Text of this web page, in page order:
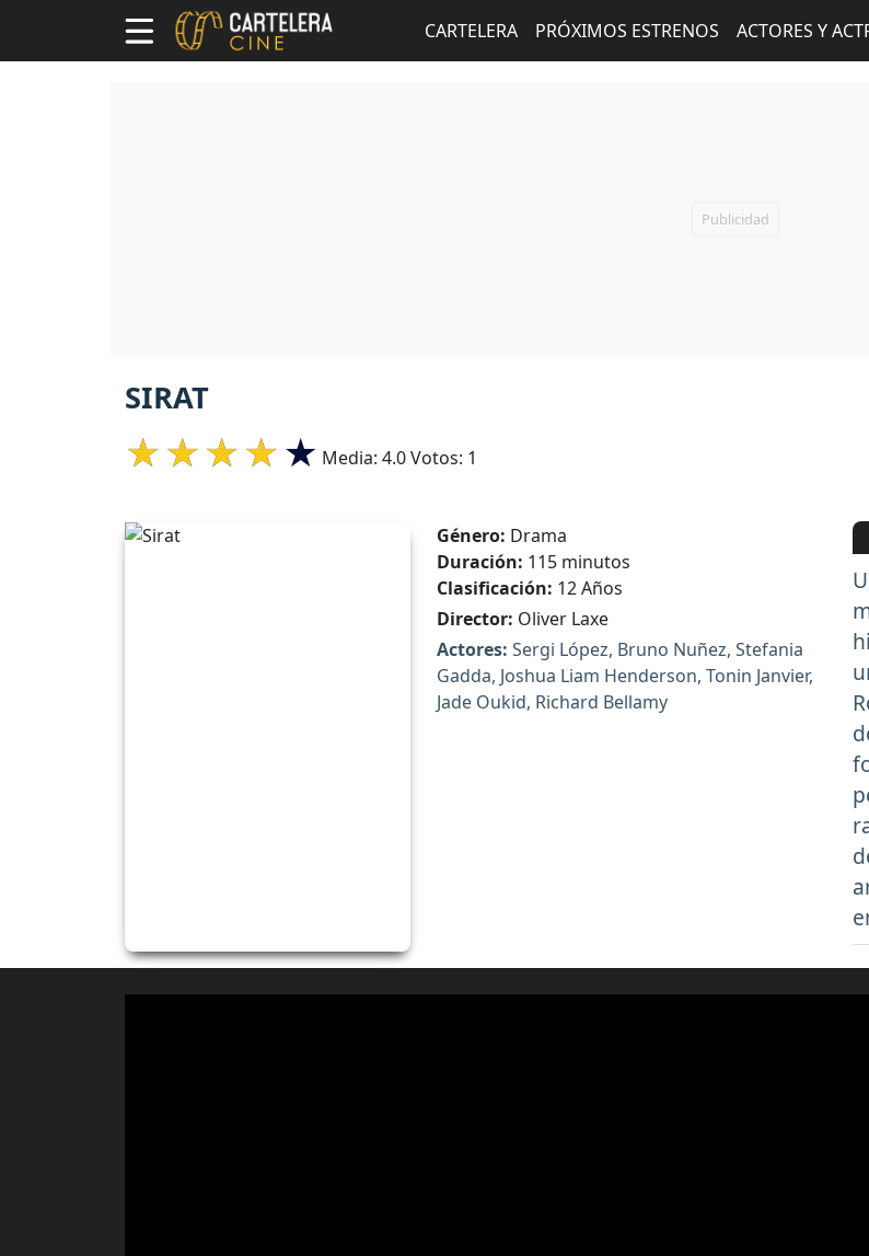
CARTELERA PRÓXIMOS ESTRENOS ACTORES Y
SIRAT
Media: 4.0Votos: 1
Género: Drama
Duración: 115 minutos
Clasificación: 12 Años
Director: Oliver Laxe
Actores: Sergi López, Bruno Nuñez, Stefania
Gadda, Joshua Liam Henderson, Tonin Janvier,
Jade Oukid, Richard Bellamy